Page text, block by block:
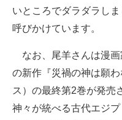
いところでダラダラし
呼びかけています。
なお、尾羊さんは漫画
の新作『災禍の神は願
ス）の最終第2巻が発売
神々が統べる古代エジ